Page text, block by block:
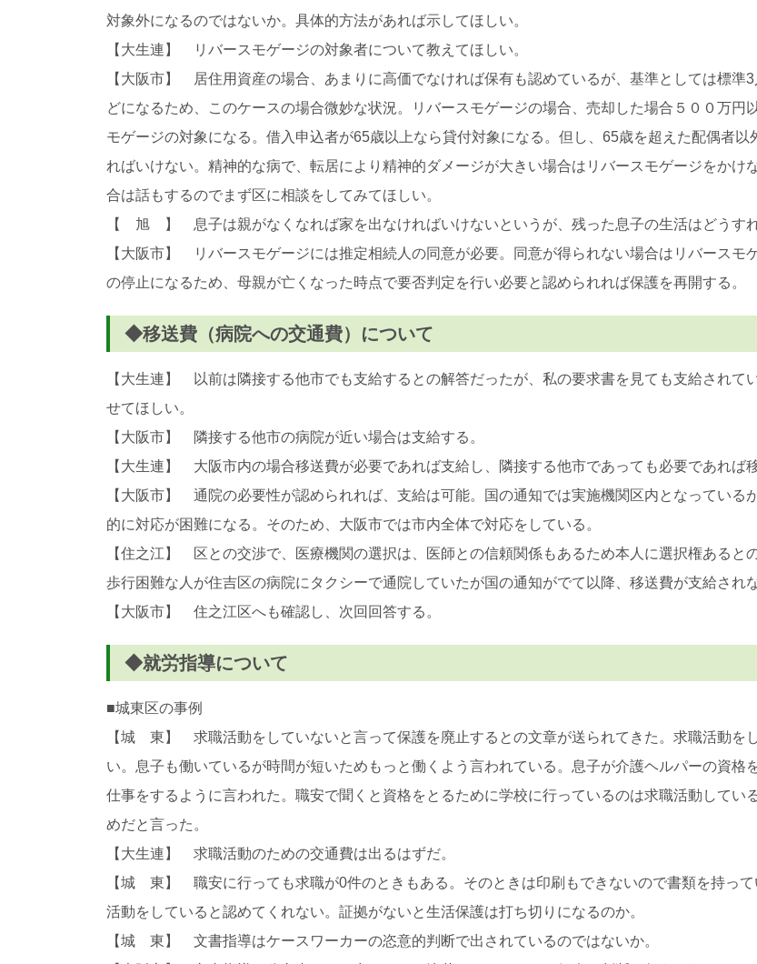
対象外になるのではないか。具体的方法があれば示してほしい。
【大生連】 リバースモゲージの対象者について教えてほしい。
【大阪市】 居住用資産の場合、あまりに高価でなければ保有も認めているが、基準としては標準
どになるため、このケースの場合微妙な状況。リバースモゲージの場合、売却した場合５００万円
モゲージの対象になる。借入申込者が65歳以上なら貸付対象になる。但し、65歳を超えた配偶者
ればいけない。精神的な病で、転居により精神的ダメージが大きい場合はリバースモゲージをか
合は話もするのでまず区に相談をしてみてほしい。
【 旭 】 息子は親がなくなれば家を出なければいけないというが、残った息子の生活はどうすれ
【大阪市】 リバースモゲージには推定相続人の同意が必要。同意が得られない場合はリバースモ
の停止になるため、母親が亡くなった時点で要否判定を行い必要と認められれば保護を再開する。
◆移送費（病院への交通費）について
【大生連】 以前は隣接する他市でも支給するとの解答だったが、私の要求書を見ても支給されて
せてほしい。
【大阪市】 隣接する他市の病院が近い場合は支給する。
【大生連】 大阪市内の場合移送費が必要であれば支給し、隣接する他市であっても必要であれば
【大阪市】 通院の必要性が認められれば、支給は可能。国の通知では実施機関区内となっている
的に対応が困難になる。そのため、大阪市では市内全体で対応をしている。
【住之江】 区との交渉で、医療機関の選択は、医師との信頼関係もあるため本人に選択権あると
歩行困難な人が住吉区の病院にタクシーで通院していたが国の通知がでて以降、移送費が支給され
【大阪市】 住之江区へも確認し、次回回答する。
◆就労指導について
■城東区の事例
【城 東】 求職活動をしていないと言って保護を廃止するとの文章が送られてきた。求職活動を
い。息子も働いているが時間が短いためもっと働くよう言われている。息子が介護ヘルパーの資格
仕事をするように言われた。職安で聞くと資格をとるために学校に行っているのは求職活動して
めだと言った。
【大生連】 求職活動のための交通費は出るはずだ。
【城 東】 職安に行っても求職が0件のときもある。そのときは印刷もできないので書類を持っ
活動をしていると認めてくれない。証拠がないと生活保護は打ち切りになるのか。
【城 東】 文書指導はケースワーカーの恣意的判断で出されているのではないか。